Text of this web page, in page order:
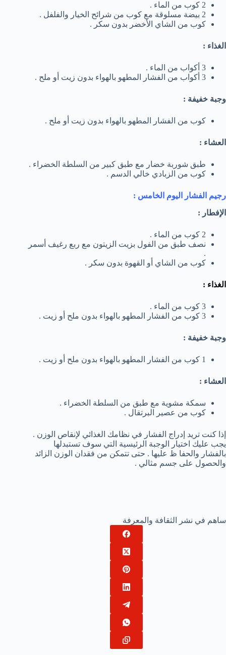
2 كوب من الماء .
2 بيضة مسلوقة مع كوب من شرائح الخيار والفلفل .
كوب من الشاي الأخضر بدون سكر .
الغذاء :
3 أكواب من الماء .
3 أكواب من الفشار المطهو بالهواء بدون زيت أو ملح .
وجبة خفيفة :
كوب من الفشار المطهو بالهواء بدون زيت أو ملح .
العشاء :
طبق شوربة خضار مع طبق كبير من السلطة الخضراء .
كوب من الزبادي خالي الدسم .
رجيم الفشار اليوم الخامس :
الإفطار :
2 كوب من الماء .
نصف طبق من الفول بزيت الزيتون مع ربع رغيف أسمر
.
كوب من الشاي أو القهوة بدون سكر .
الغذاء :
3 كوب من الماء .
3 كوب من الفشار المطهو بالهواء بدون ملح أو زيت .
وجبة خفيفة :
1 كوب من الفشار المطهو بالهواء بدون ملح أو زيت .
العشاء :
سمكة مشوية مع طبق من السلطة الخضراء .
كوب من عصير البرتقال .
إذا كنت تريد إدراج الفشار في نظامك الغذائي لإنقاص الوزن .
يجب عليك اختيار الوجبة الرئيسية التي سوف تستبدلها
بالفشار والحفا ظ عليها . حتى تتمكن من فقدان الوزن الزائد
والحصول على جسم مثالي .
ساهم في نشر الثقافة والمعرفة